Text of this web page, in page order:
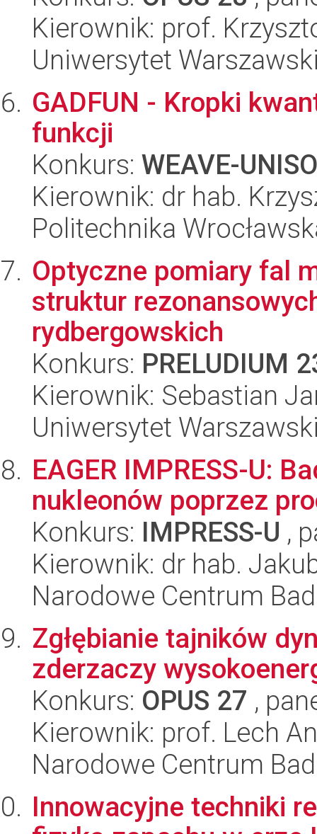
Kierownik: prof.
Uniwersytet
GADFUN - Kropki
funkcji
Konkurs: WEAVE-
Kierownik: dr hab.
Politechnika
Optyczne pomiary fal
struktur
rydbergowskich
Konkurs: PRELUDIUM
Kierownik: Sebastian
Uniwersytet
EAGER IMPRESS-U:
nukleonów poprzez
Konkurs: IMPRESS-U ,
Kierownik: dr hab.
Narodowe Centrum
Zgłębianie tajników
zderzaczy
Konkurs: OPUS 27 ,
Kierownik: prof. Lech
Narodowe Centrum
Innowacyjne techniki